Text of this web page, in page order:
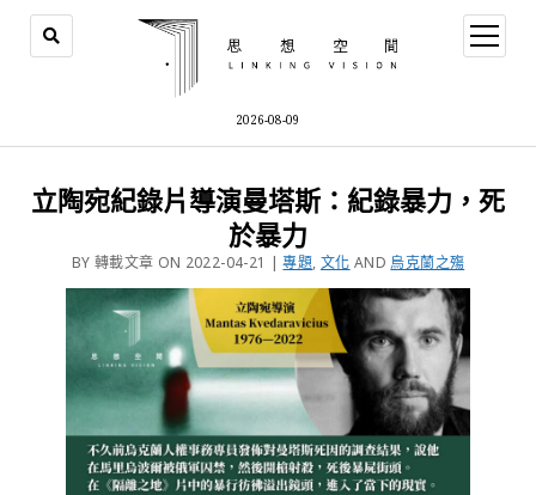
2026-08-09
立陶宛紀錄片導演曼塔斯：紀錄暴力，死
於暴力
BY 轉載文章 ON 2022-04-21 |專題, 文化 AND 烏克蘭之殤